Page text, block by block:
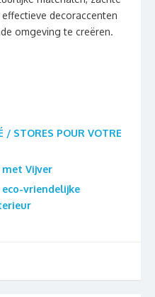
decoraccenten
omgeving te creëren.
/ STORES POUR VOTRE
Vijver
vriendelijke